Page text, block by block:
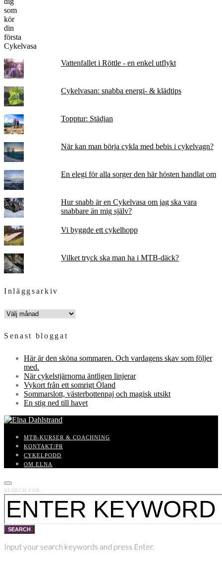
Vattenfallet i Röttle - en enkel utflykt
Cykelvasan: snabba energi- & klädtips
Topptur: Städjan
När kan man börja cykla med bebis i cykelvagn?
En elegi för alla sorger den här hösten handlat om
Hur snabb är en Cykelvasa om jag ska vara
snabbare än mig själv?
Vi byggde ett cykelhopp
Vilket tryck ska man ha i MTB-däck?
Inläggsarkiv
INLÄGGSARKIV
Senast bloggat
Här är den sköna sommaren. Och vardagens skav som följer
med.
När cykelstjärnorna äntligen linjerar
Vykort från ett somrigt Öland
Sommarslott, västerbottenpaj och magisk utsikt
En stig ned till havet
MTB-KURSER & COACHNING
KONTAKT/PR
CYKELPODD
OM ELNA
SEARCH FOR:
SEARCH
Input your search keywords and press Enter.